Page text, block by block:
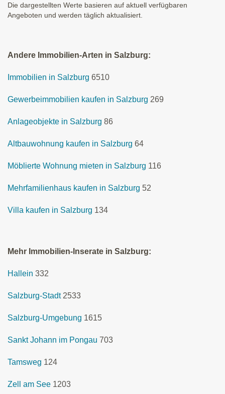
Die dargestellten Werte basieren auf aktuell verfügbaren
Angeboten und werden täglich aktualisiert.
Andere Immobilien-Arten in Salzburg:
Immobilien in Salzburg 6510
Gewerbeimmobilien kaufen in Salzburg 269
Anlageobjekte in Salzburg 86
Altbauwohnung kaufen in Salzburg 64
Möblierte Wohnung mieten in Salzburg 116
Mehrfamilienhaus kaufen in Salzburg 52
Villa kaufen in Salzburg 134
Mehr Immobilien-Inserate in Salzburg:
Hallein 332
Salzburg-Stadt 2533
Salzburg-Umgebung 1615
Sankt Johann im Pongau 703
Tamsweg 124
Zell am See 1203